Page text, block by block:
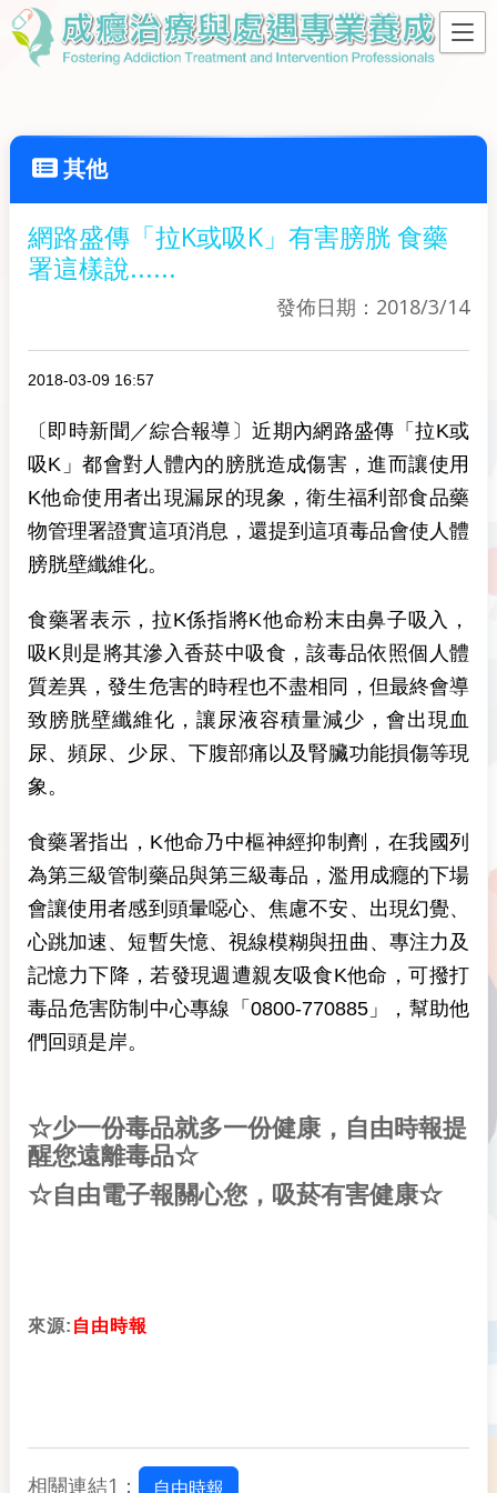
其他
網路盛傳「拉K或吸K」有害膀胱 食藥
署這樣說......
發佈日期：2018/3/14
2018-03-09 16:57
〔即時新聞／綜合報導〕近期內網路盛傳「拉K或
吸K」都會對人體內的膀胱造成傷害，進而讓使用
K他命使用者出現漏尿的現象，衛生福利部食品藥
物管理署證實這項消息，還提到這項毒品會使人體
膀胱壁纖維化。
食藥署表示，拉K係指將K他命粉末由鼻子吸入，
吸K則是將其滲入香菸中吸食，該毒品依照個人體
質差異，發生危害的時程也不盡相同，但最終會導
致膀胱壁纖維化，讓尿液容積量減少，會出現血
尿、頻尿、少尿、下腹部痛以及腎臟功能損傷等現
象。
食藥署指出，K他命乃中樞神經抑制劑，在我國列
為第三級管制藥品與第三級毒品，濫用成癮的下場
會讓使用者感到頭暈噁心、焦慮不安、出現幻覺、
心跳加速、短暫失憶、視線模糊與扭曲、專注力及
記憶力下降，若發現週遭親友吸食K他命，可撥打
毒品危害防制中心專線「0800-770885」，幫助他
們回頭是岸。
☆少一份毒品就多一份健康，自由時報提
醒您遠離毒品☆
☆自由電子報關心您，吸菸有害健康☆
來源: 自由時報
相關連結1： 自由時報